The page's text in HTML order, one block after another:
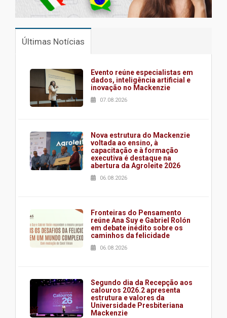
Últimas Notícias
Evento reúne especialistas em
dados, inteligência artificial e
inovação no Mackenzie
07.08.2026
Nova estrutura do Mackenzie
voltada ao ensino, à
capacitação e à formação
executiva é destaque na
abertura da Agroleite 2026
06.08.2026
Fronteiras do Pensamento
reúne Ana Suy e Gabriel Rolón
em debate inédito sobre os
caminhos da felicidade
06.08.2026
Segundo dia da Recepção aos
calouros 2026.2 apresenta
estrutura e valores da
Universidade Presbiteriana
Mackenzie